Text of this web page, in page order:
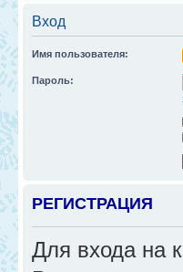
Вход
Имя пользователя:
Пароль:
РЕГИСТРАЦИЯ
Для входа на